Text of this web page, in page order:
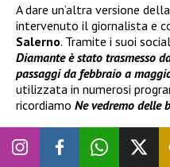
A dare un’altra versione
intervenuto il giornalista e
Salerno. Tramite i suoi
Diamante è stato trasmesso
passaggi da febbraio a
utilizzata in numerosi
ricordiamo Ne vedremo delle